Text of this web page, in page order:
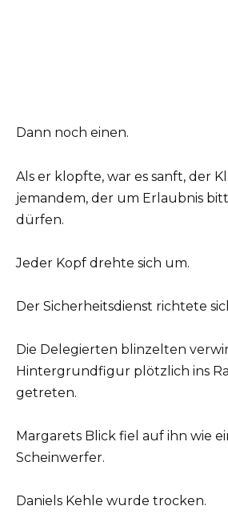
Dann noch einen.
Als er klopfte, war es sanft, der
jemandem, der um Erlaubnis
dürfen.
Jeder Kopf drehte sich um.
Der Sicherheitsdienst richtete
Die Delegierten blinzelten
Hintergrundfigur plötzlich ins
getreten.
Margarets Blick fiel auf ihn wie
Scheinwerfer.
Daniels Kehle wurde trocken.